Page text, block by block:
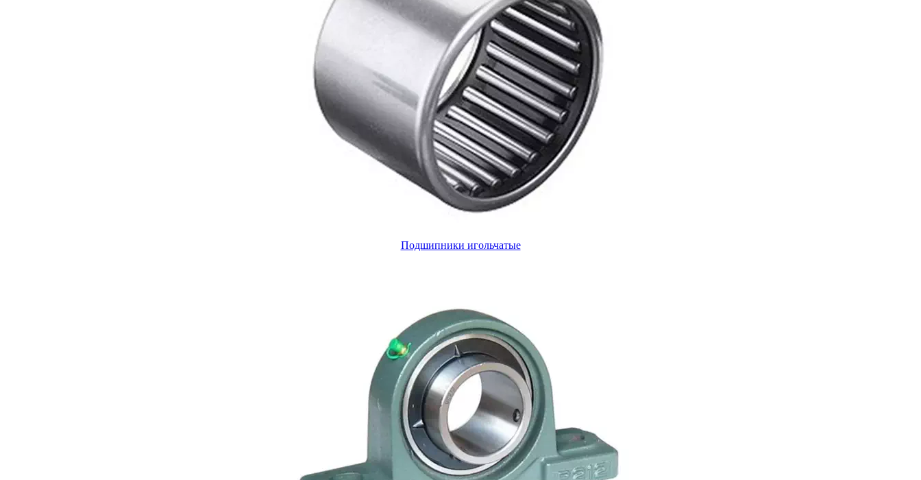
Подшипники игольчатые